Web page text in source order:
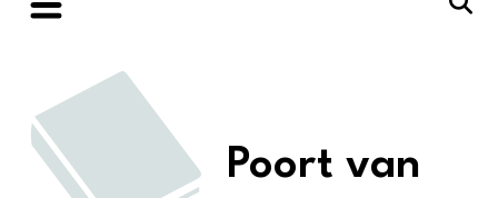
Poort van